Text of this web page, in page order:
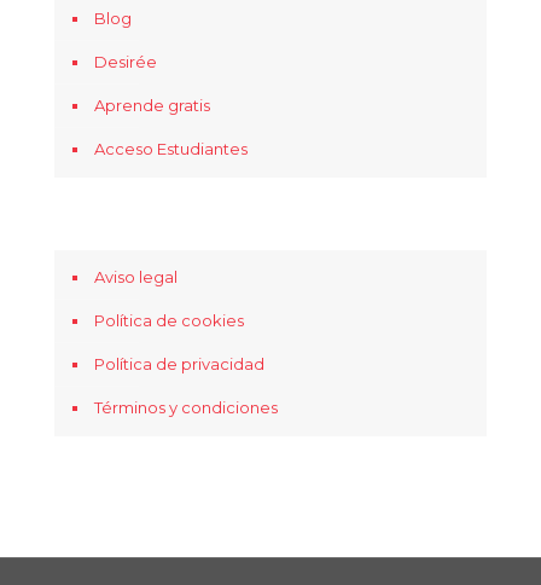
Blog
Desirée
Aprende gratis
Acceso Estudiantes
Aviso legal
Política de cookies
Política de privacidad
Términos y condiciones